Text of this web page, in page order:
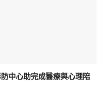
中心助完成醫療與心理陪